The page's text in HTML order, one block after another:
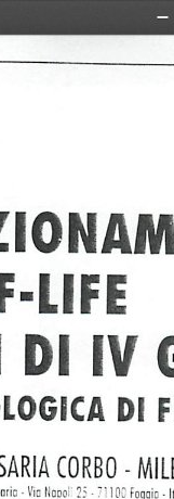
LIFE
Dl IV
Dl
CORBO -
ViaNopol 25 71100 Foggio -